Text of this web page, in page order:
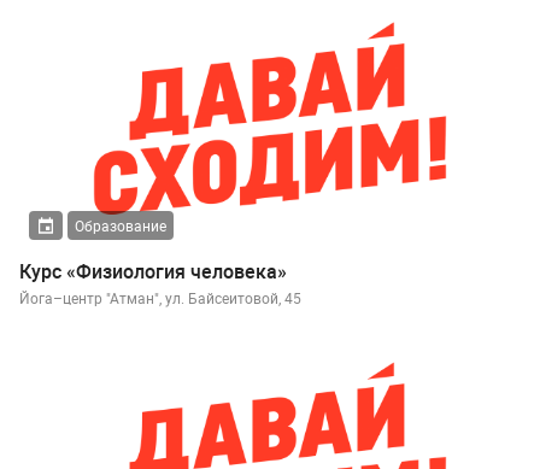
Образование
Курс «Физиология человека»
Йога–центр "Атман", ул. Байсеитовой, 45